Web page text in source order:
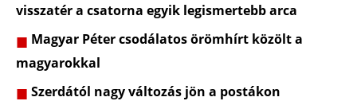
visszatér a csatorna egyik legismertebb arca
Magyar Péter csodálatos örömhírt közölt a
magyarokkal
Szerdától nagy változás jön a postákon